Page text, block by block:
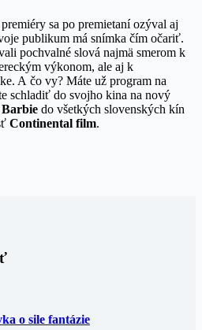
sa po premietaní ozýval aj
publikum má snímka čím očariť.
pochvalné slová najmä smerom k
výkonom, ale aj k
A čo vy? Máte už program na
schladiť do svojho kina na nový
Barbie do všetkých slovenských kín
Continental film.
o sile fantázie